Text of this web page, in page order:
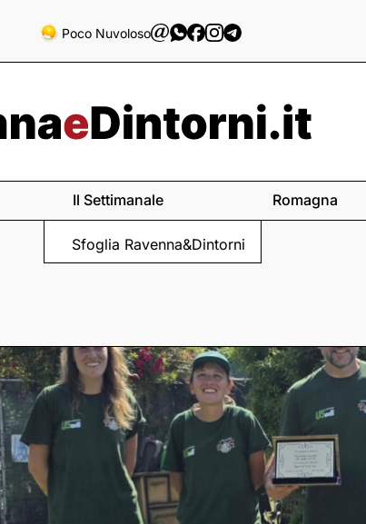
Poco Nuvoloso
Il Settimanale
Sfoglia Ravenna&Dintorni
Romagna